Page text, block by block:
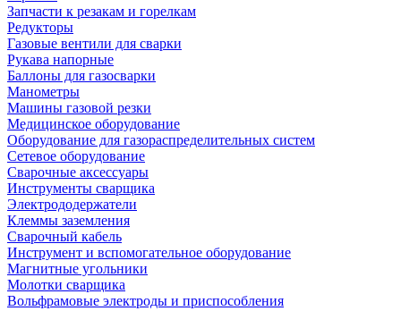
Запчасти к резакам и горелкам
Редукторы
Газовые вентили для сварки
Рукава напорные
Баллоны для газосварки
Манометры
Машины газовой резки
Медицинское оборудование
Оборудование для газораспределительных систем
Сетевое оборудование
Сварочные аксессуары
Инструменты сварщика
Электрододержатели
Клеммы заземления
Сварочный кабель
Инструмент и вспомогательное оборудование
Магнитные угольники
Молотки сварщика
Вольфрамовые электроды и приспособления